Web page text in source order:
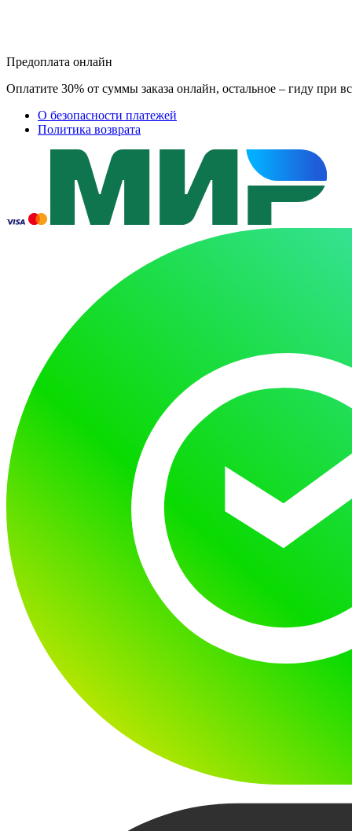
Предоплата онлайн
Оплатите 30% от суммы заказа онлайн, остальное – гиду при
О безопасности платежей
Политика возврата